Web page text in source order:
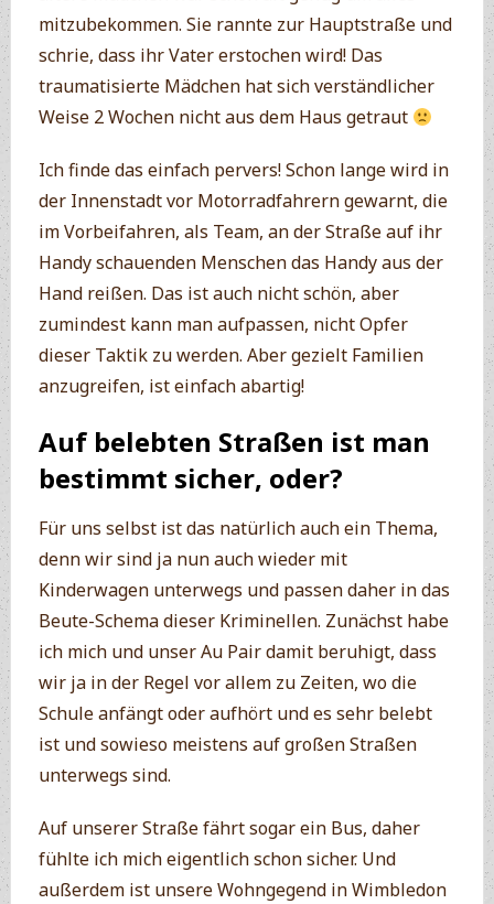
mitzubekommen. Sie rannte zur Hauptstraße und
schrie, dass ihr Vater erstochen wird! Das
traumatisierte Mädchen hat sich verständlicher
Weise 2 Wochen nicht aus dem Haus getraut
Ich finde das einfach pervers! Schon lange wird in
der Innenstadt vor Motorradfahrern gewarnt, die
im Vorbeifahren, als Team, an der Straße auf ihr
Handy schauenden Menschen das Handy aus der
Hand reißen. Das ist auch nicht schön, aber
zumindest kann man aufpassen, nicht Opfer
dieser Taktik zu werden. Aber gezielt Familien
anzugreifen, ist einfach abartig!
Auf belebten Straßen ist man
bestimmt sicher, oder?
Für uns selbst ist das natürlich auch ein Thema,
denn wir sind ja nun auch wieder mit
Kinderwagen unterwegs und passen daher in das
Beute-Schema dieser Kriminellen. Zunächst habe
ich mich und unser Au Pair damit beruhigt, dass
wir ja in der Regel vor allem zu Zeiten, wo die
Schule anfängt oder aufhört und es sehr belebt
ist und sowieso meistens auf großen Straßen
unterwegs sind.
Auf unserer Straße fährt sogar ein Bus, daher
fühlte ich mich eigentlich schon sicher. Und
außerdem ist unsere Wohngegend in Wimbledon